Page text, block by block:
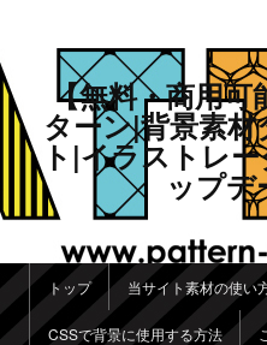
【無料・商用
ターン|背景素
ト|イラストレ
ップデ
メインメニュー
メインコンテンツへ移動
サブコンテンツへ移動
トップ 当サイト素材の使い
CSSで背景に使用する方法